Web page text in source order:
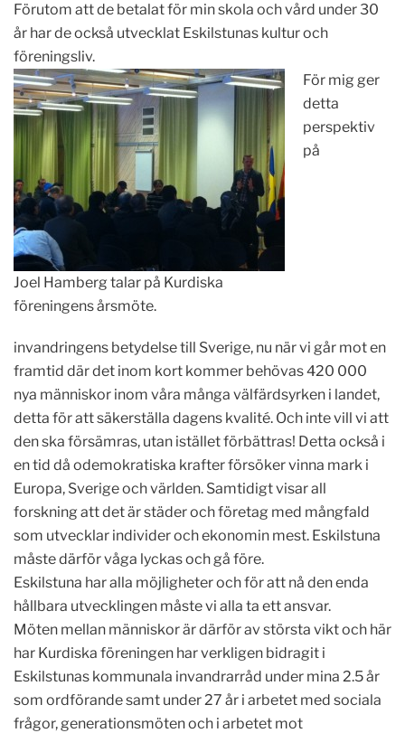
Förutom att de betalat för min skola och vård under 30
år har de också utvecklat Eskilstunas kultur och
föreningsliv.
Joel Hamberg talar på Kurdiska
föreningens årsmöte.
För mig ger
detta
perspektiv
på
invandringens betydelse till Sverige, nu när vi går mot en
framtid där det inom kort kommer behövas 420 000
nya människor inom våra många välfärdsyrken i landet,
detta för att säkerställa dagens kvalité. Och inte vill vi att
den ska försämras, utan istället förbättras! Detta också i
en tid då odemokratiska krafter försöker vinna mark i
Europa, Sverige och världen. Samtidigt visar all
forskning att det är städer och företag med mångfald
som utvecklar individer och ekonomin mest. Eskilstuna
måste därför våga lyckas och gå före.
Eskilstuna har alla möjligheter och för att nå den enda
hållbara utvecklingen måste vi alla ta ett ansvar.
Möten mellan människor är därför av största vikt och här
har Kurdiska föreningen har verkligen bidragit i
Eskilstunas kommunala invandrarråd under mina 2.5 år
som ordförande samt under 27 år i arbetet med sociala
frågor, generationsmöten och i arbetet mot